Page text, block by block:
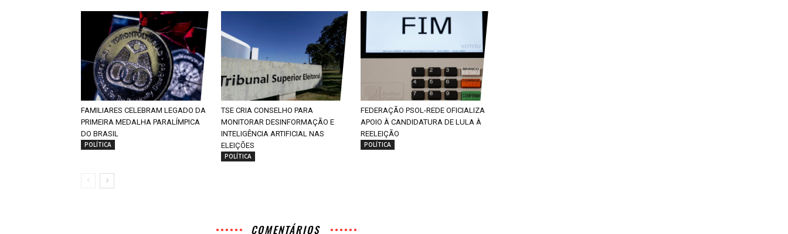
FAMILIARES CELEBRAM LEGADO DA
PRIMEIRA MEDALHA PARALÍMPICA
DO BRASIL
POLÍTICA
TSE CRIA CONSELHO PARA
MONITORAR DESINFORMAÇÃO E
INTELIGÊNCIA ARTIFICIAL NAS
ELEIÇÕES
POLÍTICA
FEDERAÇÃO PSOL-REDE OFICIALIZA
APOIO À CANDIDATURA DE LULA À
REELEIÇÃO
POLÍTICA
COMENTÁRIOS